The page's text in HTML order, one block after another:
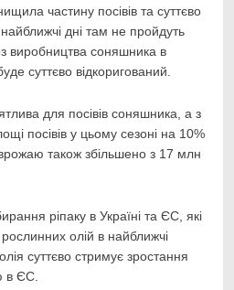
частину посівів та суттєво
дні там не пройдуть
виробництва соняшника в
суттєво відкоригований.
для посівів соняшника, а з
посівів у цьому сезоні на 10%
також збільшено з 17 млн
ріпаку в Україні та ЄС, які
олій в найближчі
суттєво стримує зростання
в ЄС.